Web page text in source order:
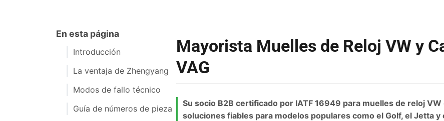
En esta página
Introducción
La ventaja de Zhengyang
Modos de fallo técnico
Guía de números de pieza
Mayorista Muelles de Reloj VW y
VAG
Su socio B2B certificado por IATF 16949 para muelles de reloj
soluciones fiables para modelos populares como el Golf, el Jetta